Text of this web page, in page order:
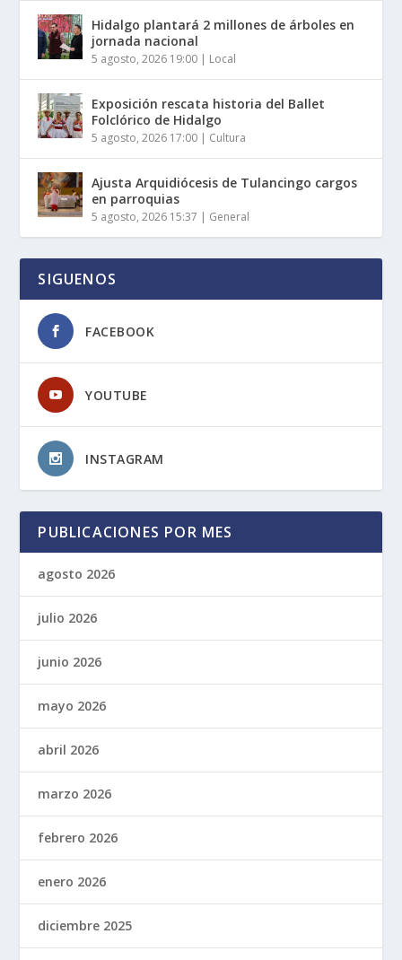
Hidalgo plantará 2 millones de árboles en
jornada nacional
5 agosto, 2026 19:00 | Local
Exposición rescata historia del Ballet
Folclórico de Hidalgo
5 agosto, 2026 17:00 | Cultura
Ajusta Arquidiócesis de Tulancingo cargos
en parroquias
5 agosto, 2026 15:37 | General
SIGUENOS
FACEBOOK
YOUTUBE
INSTAGRAM
PUBLICACIONES POR MES
agosto 2026
julio 2026
junio 2026
mayo 2026
abril 2026
marzo 2026
febrero 2026
enero 2026
diciembre 2025